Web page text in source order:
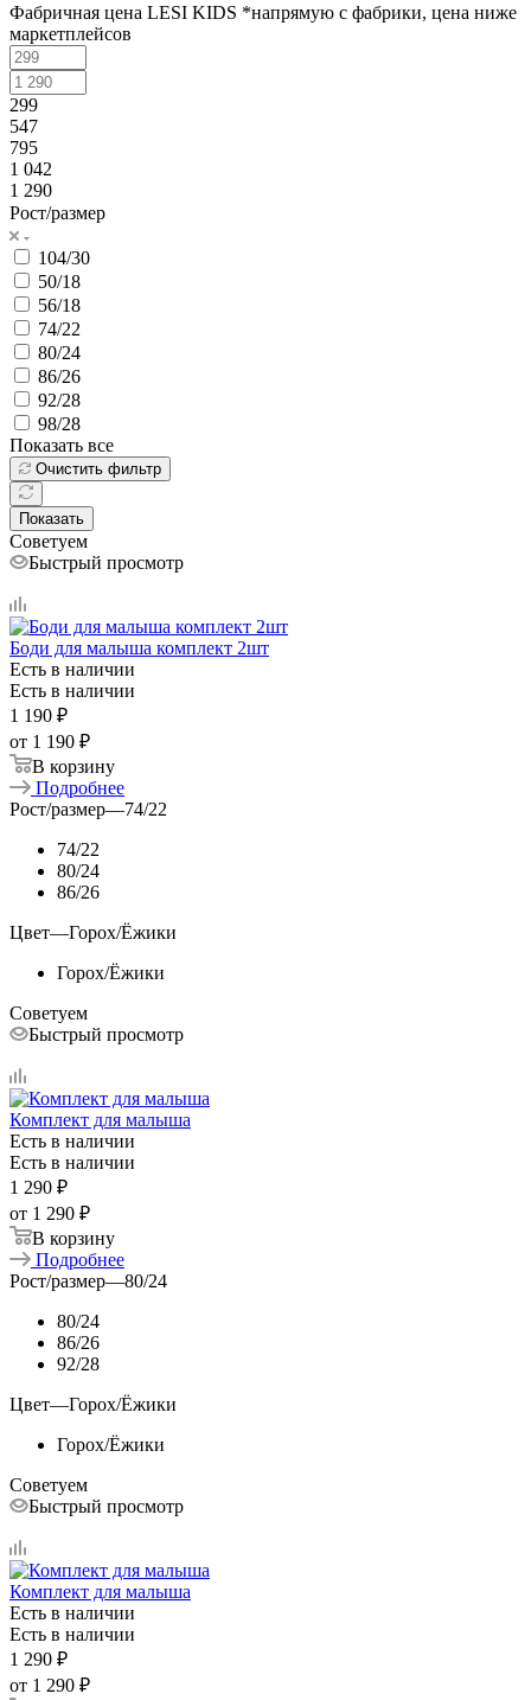
Фабричная цена LESI KIDS *напрямую с фабрики, цена ниже
маркетплейсов
299
547
795
1 042
1 290
Рост/размер
104/30
50/18
56/18
74/22
80/24
86/26
92/28
98/28
Показать все
Очистить фильтр
Показать
Советуем
Быстрый просмотр
Боди для малыша комплект 2шт
Есть в наличии
Есть в наличии
1 190 ₽
от 1 190 ₽
В корзину
Подробнее
Рост/размер—74/22
74/22
80/24
86/26
Цвет—Горох/Ёжики
Горох/Ёжики
Советуем
Быстрый просмотр
Комплект для малыша
Есть в наличии
Есть в наличии
1 290 ₽
от 1 290 ₽
В корзину
Подробнее
Рост/размер—80/24
80/24
86/26
92/28
Цвет—Горох/Ёжики
Горох/Ёжики
Советуем
Быстрый просмотр
Комплект для малыша
Есть в наличии
Есть в наличии
1 290 ₽
от 1 290 ₽